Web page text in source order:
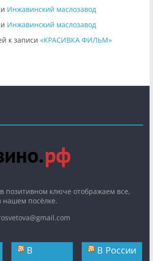
Инжавинский маслозавод
Инжавинский маслозавод
к записи «КРАСИВКА ФИЛЬМ»
позитивном ключе отображаем все,
нашем посёлке.
В
В России